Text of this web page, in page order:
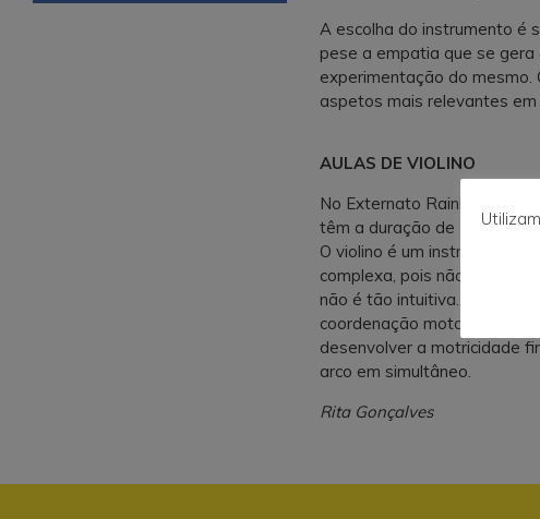
A escolha do instrumento é
pese a empatia que se
experimentação do mesmo.
aspetos mais relevantes
AULAS DE VIOLINO
No Externato Rainha D.
têm a duração de 30 min
O violino é um instrumento
complexa, pois não possui
não é tão intuitiva. No
coordenação motora de
desenvolver a motricidade
arco em simultâneo.
Rita Gonçalves